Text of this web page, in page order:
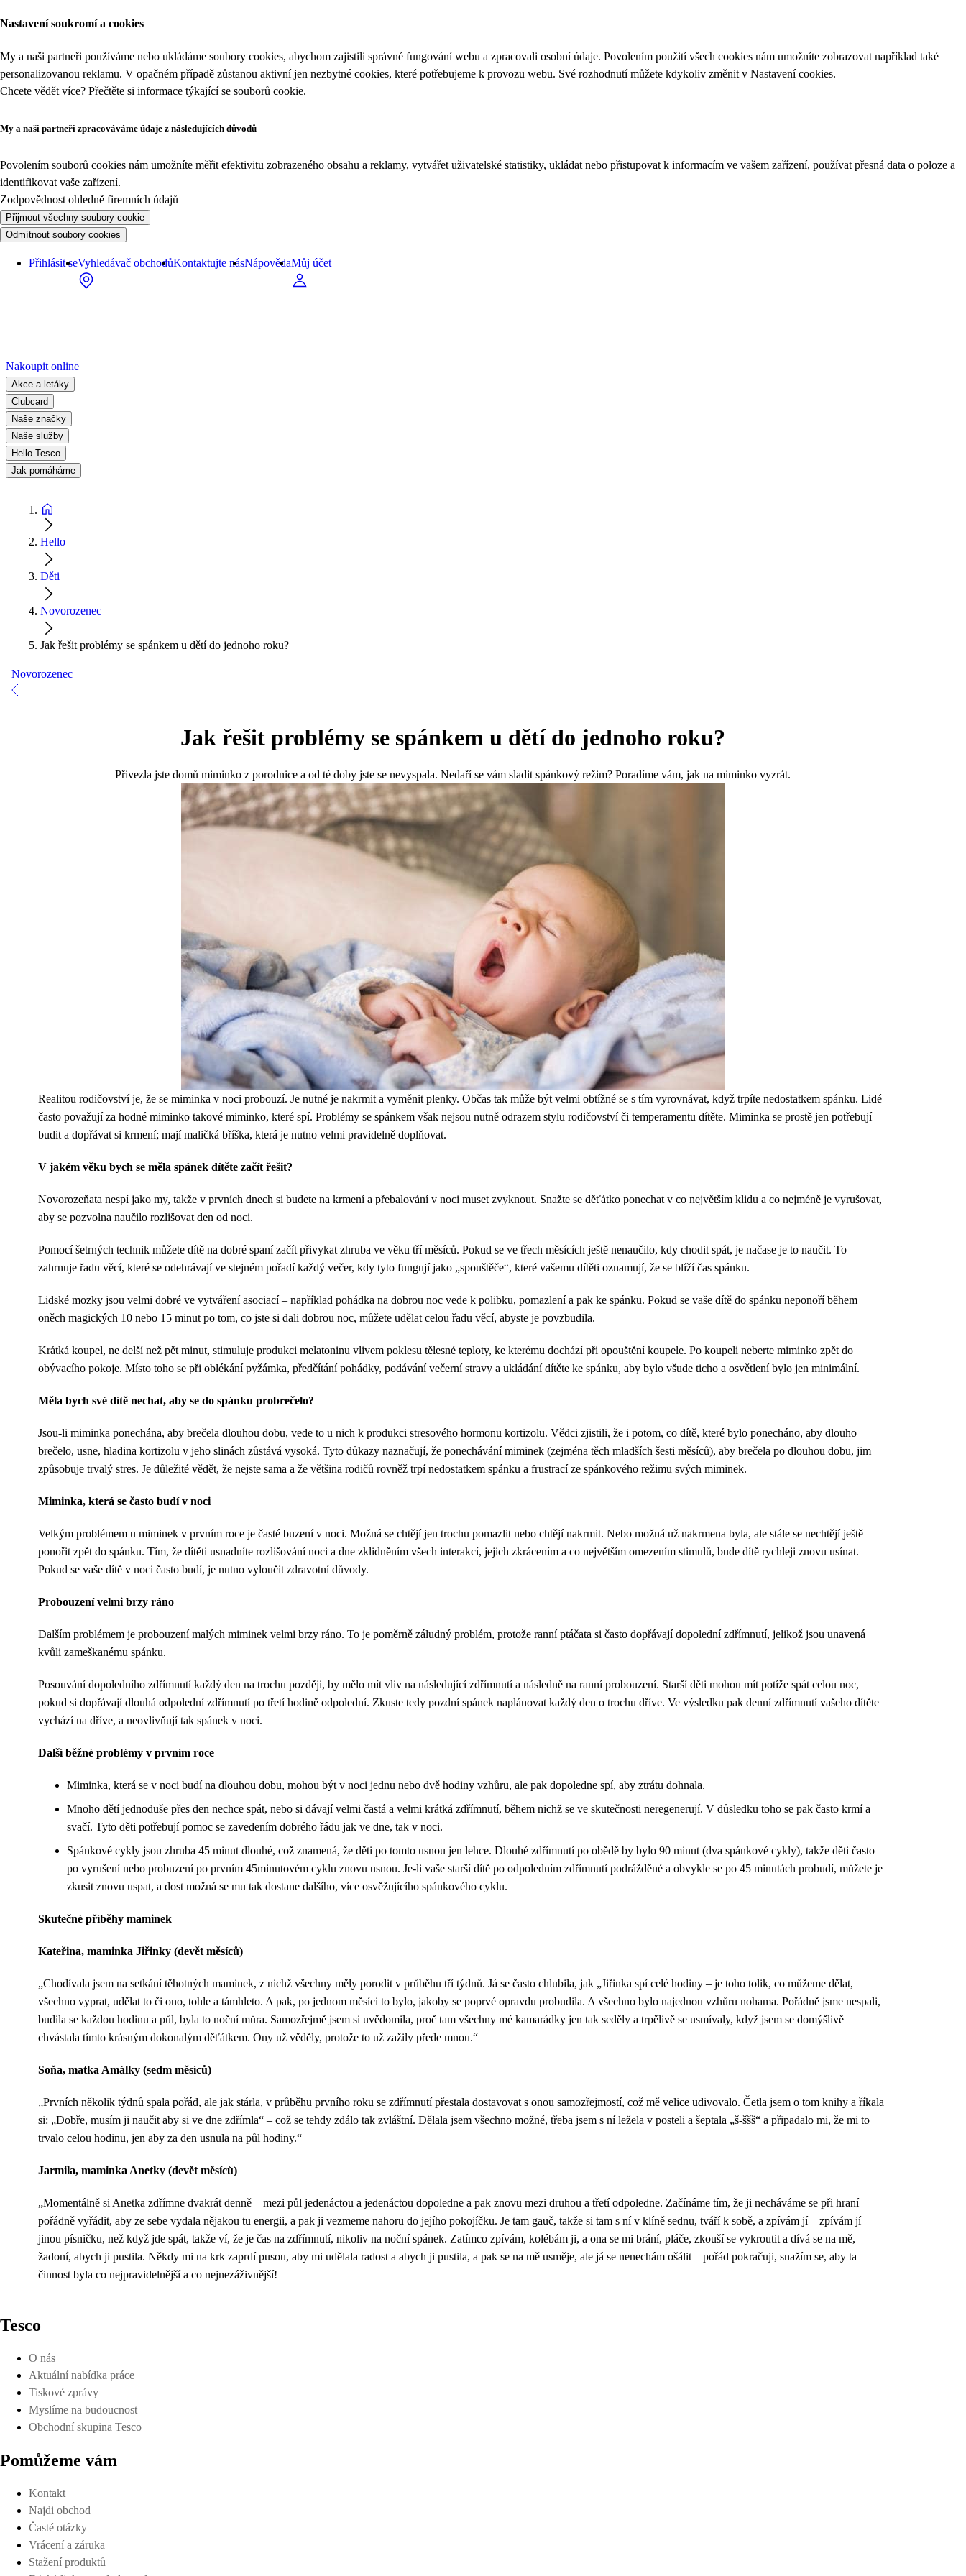
Nastavení soukromí a cookies
My a naši partneři používáme nebo ukládáme soubory cookies, abychom zajistili správné fungování webu a zpracovali osobní údaje. Povolením použití všech cookies nám umožníte zobrazovat například také
personalizovanou reklamu. V opačném případě zůstanou aktivní jen nezbytné cookies, které potřebujeme k provozu webu. Své rozhodnutí můžete kdykoliv změnit v Nastavení cookies.
Chcete vědět více? Přečtěte si informace týkající se souborů cookie.
My a naši partneři zpracováváme údaje z následujících důvodů
Povolením souborů cookies nám umožníte měřit efektivitu zobrazeného obsahu a reklamy, vytvářet uživatelské statistiky, ukládat nebo přistupovat k informacím ve vašem zařízení, používat přesná data o poloze a
identifikovat vaše zařízení.
Zodpovědnost ohledně firemních údajů
Přijmout všechny soubory cookie
Odmítnout soubory cookies
Přihlásit seVyhledávač obchodůKontaktujte násNápovědaMůj účet
Nakoupit online
Akce a letáky
Clubcard
Naše značky
Naše služby
Hello Tesco
Jak pomáháme
Hello
Děti
Novorozenec
Jak řešit problémy se spánkem u dětí do jednoho roku?
Novorozenec
Jak řešit problémy se spánkem u dětí do jednoho roku?
Přivezla jste domů miminko z porodnice a od té doby jste se nevyspala. Nedaří se vám sladit spánkový režim? Poradíme vám, jak na miminko vyzrát.
Realitou rodičovství je, že se miminka v noci probouzí. Je nutné je nakrmit a vyměnit plenky. Občas tak může být velmi obtížné se s tím vyrovnávat, když trpíte nedostatkem spánku. Lidé
často považují za hodné miminko takové miminko, které spí. Problémy se spánkem však nejsou nutně odrazem stylu rodičovství či temperamentu dítěte. Miminka se prostě jen potřebují
budit a dopřávat si krmení; mají maličká bříška, která je nutno velmi pravidelně doplňovat.
V jakém věku bych se měla spánek dítěte začít řešit?
Novorozeňata nespí jako my, takže v prvních dnech si budete na krmení a přebalování v noci muset zvyknout. Snažte se děťátko ponechat v co největším klidu a co nejméně je vyrušovat,
aby se pozvolna naučilo rozlišovat den od noci.
Pomocí šetrných technik můžete dítě na dobré spaní začít přivykat zhruba ve věku tří měsíců. Pokud se ve třech měsících ještě nenaučilo, kdy chodit spát, je načase je to naučit. To
zahrnuje řadu věcí, které se odehrávají ve stejném pořadí každý večer, kdy tyto fungují jako „spouštěče“, které vašemu dítěti oznamují, že se blíží čas spánku.
Lidské mozky jsou velmi dobré ve vytváření asociací – například pohádka na dobrou noc vede k polibku, pomazlení a pak ke spánku. Pokud se vaše dítě do spánku neponoří během
oněch magických 10 nebo 15 minut po tom, co jste si dali dobrou noc, můžete udělat celou řadu věcí, abyste je povzbudila.
Krátká koupel, ne delší než pět minut, stimuluje produkci melatoninu vlivem poklesu tělesné teploty, ke kterému dochází při opouštění koupele. Po koupeli neberte miminko zpět do
obývacího pokoje. Místo toho se při oblékání pyžámka, předčítání pohádky, podávání večerní stravy a ukládání dítěte ke spánku, aby bylo všude ticho a osvětlení bylo jen minimální.
Měla bych své dítě nechat, aby se do spánku probrečelo?
Jsou-li miminka ponechána, aby brečela dlouhou dobu, vede to u nich k produkci stresového hormonu kortizolu. Vědci zjistili, že i potom, co dítě, které bylo ponecháno, aby dlouho
brečelo, usne, hladina kortizolu v jeho slinách zůstává vysoká. Tyto důkazy naznačují, že ponechávání miminek (zejména těch mladších šesti měsíců), aby brečela po dlouhou dobu, jim
způsobuje trvalý stres. Je důležité vědět, že nejste sama a že většina rodičů rovněž trpí nedostatkem spánku a frustrací ze spánkového režimu svých miminek.
Miminka, která se často budí v noci
Velkým problémem u miminek v prvním roce je časté buzení v noci. Možná se chtějí jen trochu pomazlit nebo chtějí nakrmit. Nebo možná už nakrmena byla, ale stále se nechtějí ještě
ponořit zpět do spánku. Tím, že dítěti usnadníte rozlišování noci a dne zklidněním všech interakcí, jejich zkrácením a co největším omezením stimulů, bude dítě rychleji znovu usínat.
Pokud se vaše dítě v noci často budí, je nutno vyloučit zdravotní důvody.
Probouzení velmi brzy ráno
Dalším problémem je probouzení malých miminek velmi brzy ráno. To je poměrně záludný problém, protože ranní ptáčata si často dopřávají dopolední zdřímnutí, jelikož jsou unavená
kvůli zameškanému spánku.
Posouvání dopoledního zdřímnutí každý den na trochu později, by mělo mít vliv na následující zdřímnutí a následně na ranní probouzení. Starší děti mohou mít potíže spát celou noc,
pokud si dopřávají dlouhá odpolední zdřímnutí po třetí hodině odpolední. Zkuste tedy pozdní spánek naplánovat každý den o trochu dříve. Ve výsledku pak denní zdřímnutí vašeho dítěte
vychází na dříve, a neovlivňují tak spánek v noci.
Další běžné problémy v prvním roce
Miminka, která se v noci budí na dlouhou dobu, mohou být v noci jednu nebo dvě hodiny vzhůru, ale pak dopoledne spí, aby ztrátu dohnala.
Mnoho dětí jednoduše přes den nechce spát, nebo si dávají velmi častá a velmi krátká zdřímnutí, během nichž se ve skutečnosti neregenerují. V důsledku toho se pak často krmí a
svačí. Tyto děti potřebují pomoc se zavedením dobrého řádu jak ve dne, tak v noci.
Spánkové cykly jsou zhruba 45 minut dlouhé, což znamená, že děti po tomto usnou jen lehce. Dlouhé zdřímnutí po obědě by bylo 90 minut (dva spánkové cykly), takže děti často
po vyrušení nebo probuzení po prvním 45minutovém cyklu znovu usnou. Je-li vaše starší dítě po odpoledním zdřímnutí podrážděné a obvykle se po 45 minutách probudí, můžete je
zkusit znovu uspat, a dost možná se mu tak dostane dalšího, více osvěžujícího spánkového cyklu.
Skutečné příběhy maminek
Kateřina, maminka Jiřinky (devět měsíců)
„Chodívala jsem na setkání těhotných maminek, z nichž všechny měly porodit v průběhu tří týdnů. Já se často chlubila, jak „Jiřinka spí celé hodiny – je toho tolik, co můžeme dělat,
všechno vyprat, udělat to či ono, tohle a támhleto. A pak, po jednom měsíci to bylo, jakoby se poprvé opravdu probudila. A všechno bylo najednou vzhůru nohama. Pořádně jsme nespali,
budila se každou hodinu a půl, byla to noční můra. Samozřejmě jsem si uvědomila, proč tam všechny mé kamarádky jen tak seděly a trpělivě se usmívaly, když jsem se domýšlivě
chvástala tímto krásným dokonalým děťátkem. Ony už věděly, protože to už zažily přede mnou.“
Soňa, matka Amálky (sedm měsíců)
„Prvních několik týdnů spala pořád, ale jak stárla, v průběhu prvního roku se zdřímnutí přestala dostavovat s onou samozřejmostí, což mě velice udivovalo. Četla jsem o tom knihy a říkala
si: „Dobře, musím ji naučit aby si ve dne zdřímla“ – což se tehdy zdálo tak zvláštní. Dělala jsem všechno možné, třeba jsem s ní ležela v posteli a šeptala „š-ššš“ a připadalo mi, že mi to
trvalo celou hodinu, jen aby za den usnula na půl hodiny.“
Jarmila, maminka Anetky (devět měsíců)
„Momentálně si Anetka zdřímne dvakrát denně – mezi půl jedenáctou a jedenáctou dopoledne a pak znovu mezi druhou a třetí odpoledne. Začínáme tím, že ji necháváme se při hraní
pořádně vyřádit, aby ze sebe vydala nějakou tu energii, a pak ji vezmeme nahoru do jejího pokojíčku. Je tam gauč, takže si tam s ní v klíně sednu, tváří k sobě, a zpívám jí – zpívám jí
jinou písničku, než když jde spát, takže ví, že je čas na zdřímnutí, nikoliv na noční spánek. Zatímco zpívám, kolébám ji, a ona se mi brání, pláče, zkouší se vykroutit a dívá se na mě,
žadoní, abych ji pustila. Někdy mi na krk zaprdí pusou, aby mi udělala radost a abych ji pustila, a pak se na mě usměje, ale já se nenechám ošálit – pořád pokračuji, snažím se, aby ta
činnost byla co nejpravidelnější a co nejnezáživnější!
Tesco
O nás
Aktuální nabídka práce
Tiskové zprávy
Myslíme na budoucnost
Obchodní skupina Tesco
Pomůžeme vám
Kontakt
Najdi obchod
Časté otázky
Vrácení a záruka
Stažení produktů